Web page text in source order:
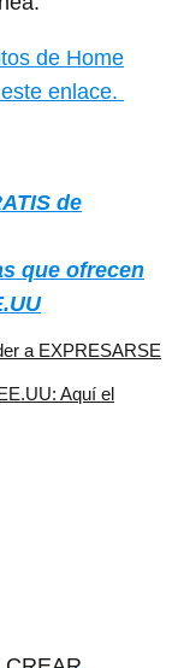
de Home
enlace.
de
que ofrecen
a EXPRESARSE
Aquí el